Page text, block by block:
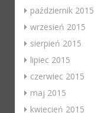
październik 2015
wrzesień 2015
sierpień 2015
lipiec 2015
czerwiec 2015
maj 2015
kwiecień 2015